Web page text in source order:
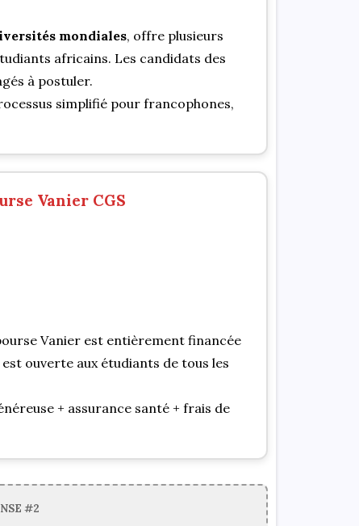
mondiales, offre plusieurs
africains. Les candidats des
à postuler.
simplifié pour francophones,
Vanier CGS
Vanier est entièrement financée
ouverte aux étudiants de tous les
+ assurance santé + frais de
#2